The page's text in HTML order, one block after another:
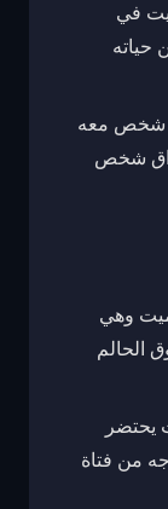
في
حياته
شخص معه
شخص
وهي
الحالم
يحتضر
من فتاة